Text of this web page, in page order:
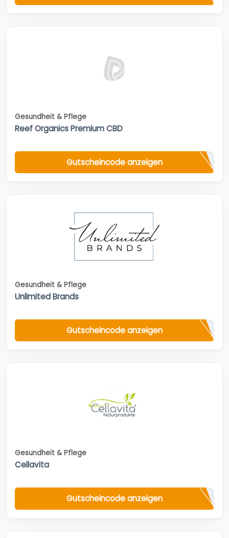
Gesundheit & Pflege
Reef Organics Premium CBD
Gutscheincode anzeigen
Gesundheit & Pflege
Unlimited Brands
Gutscheincode anzeigen
Gesundheit & Pflege
Cellavita
Gutscheincode anzeigen